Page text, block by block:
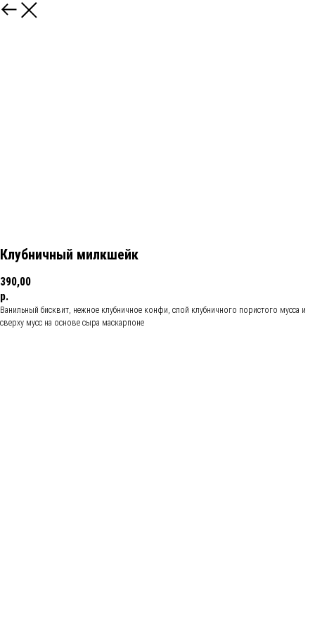
Клубничный милкшейк
390,00
р.
Ванильный бисквит, нежное клубничное конфи, слой клубничного пористого мусса и
сверху мусс на основе сыра маскарпоне